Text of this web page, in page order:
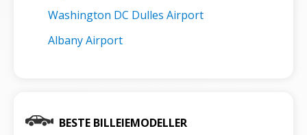
Washington DC Dulles Airport
Albany Airport
BESTE BILLEIEMODELLER